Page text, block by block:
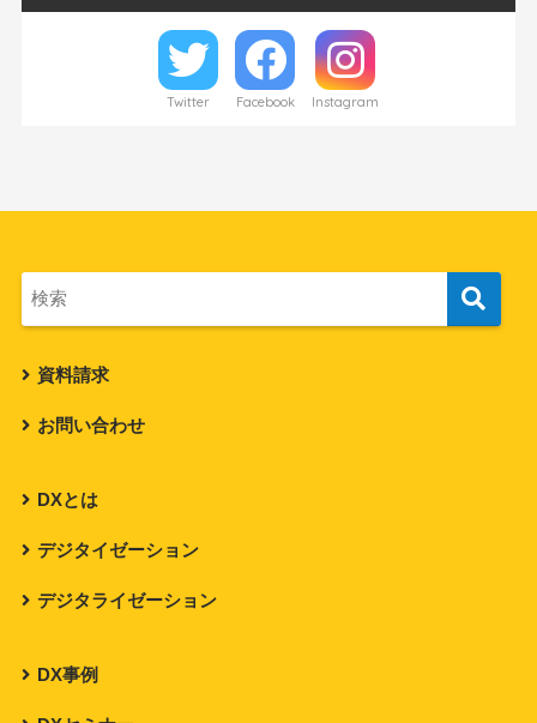
Twitter Facebook Instagram
資料請求
お問い合わせ
DXとは
デジタイゼーション
デジタライゼーション
DX事例